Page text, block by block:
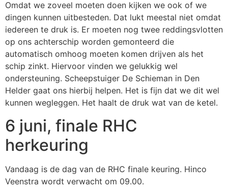
Omdat we zoveel moeten doen kijken we ook of we
dingen kunnen uitbesteden. Dat lukt meestal niet omdat
iedereen te druk is. Er moeten nog twee reddingsvlotten
op ons achterschip worden gemonteerd die
automatisch omhoog moeten komen drijven als het
schip zinkt. Hiervoor vinden we gelukkig wel
ondersteuning. Scheepstuiger De Schieman in Den
Helder gaat ons hierbij helpen. Het is fijn dat we dit wel
kunnen wegleggen. Het haalt de druk wat van de ketel.
6 juni, finale RHC
herkeuring
Vandaag is de dag van de RHC finale keuring. Hinco
Veenstra wordt verwacht om 09.00.